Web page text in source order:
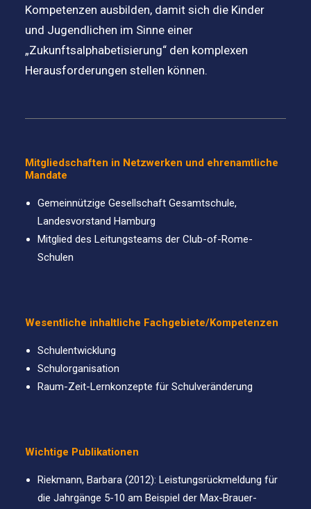
Kompetenzen ausbilden, damit sich die Kinder
und Jugendlichen im Sinne einer
„Zukunftsalphabetisierung“ den komplexen
Herausforderungen stellen können.
Mitgliedschaften in Netzwerken und ehrenamtliche
Mandate
Gemeinnützige Gesellschaft Gesamtschule,
Landesvorstand Hamburg
Mitglied des Leitungsteams der Club-of-Rome-
Schulen
Wesentliche inhaltliche Fachgebiete/Kompetenzen
Schulentwicklung
Schulorganisation
Raum-Zeit-Lernkonzepte für Schulveränderung
Wichtige Publikationen
Riekmann, Barbara (2012): Leistungsrückmeldung für
die Jahrgänge 5-10 am Beispiel der Max-Brauer-